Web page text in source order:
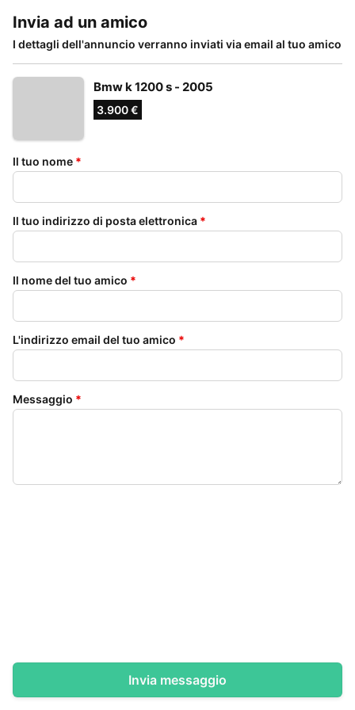
Invia ad un amico
I dettagli dell'annuncio verranno inviati via email al tuo amico
Bmw k 1200 s - 2005
3.900 €
Il tuo nome *
Il tuo indirizzo di posta elettronica *
Il nome del tuo amico *
L'indirizzo email del tuo amico *
Messaggio *
Invia messaggio